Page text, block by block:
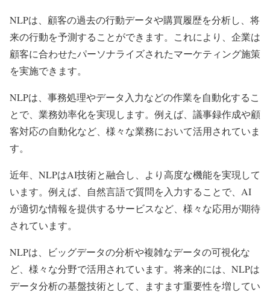
NLPは、顧客の過去の行動データや購買履歴を分析し、将
来の行動を予測することができます。これにより、企業は
顧客に合わせたパーソナライズされたマーケティング施策
を実施できます。
NLPは、事務処理やデータ入力などの作業を自動化するこ
とで、業務効率化を実現します。例えば、議事録作成や顧
客対応の自動化など、様々な業務において活用されていま
す。
近年、NLPはAI技術と融合し、より高度な機能を実現して
います。例えば、自然言語で質問を入力することで、AI
が適切な情報を提供するサービスなど、様々な応用が期待
されています。
NLPは、ビッグデータの分析や複雑なデータの可視化な
ど、様々な分野で活用されています。将来的には、NLPは
データ分析の基盤技術として、ますます重要性を増してい